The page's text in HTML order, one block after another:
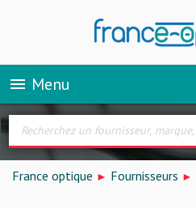
menu Menu
France optique Fournisseurs